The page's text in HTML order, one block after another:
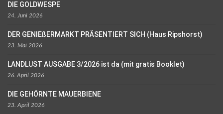
DIE GOLDWESPE
24. Juni 2026
DER GENIEßERMARKT PRÄSENTIERT SICH (Haus Ripshorst)
23. Mai 2026
LANDLUST AUSGABE 3/2026 ist da (mit gratis Booklet)
26. April 2026
DIE GEHÖRNTE MAUERBIENE
23. April 2026